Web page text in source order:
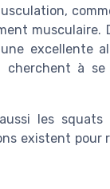
excellente
à
les
existent pour